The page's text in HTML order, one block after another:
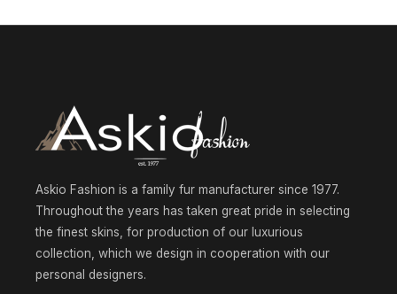
Askio Fashion is a family fur manufacturer since 1977.
Throughout the years has taken great pride in selecting
the finest skins, for production of our luxurious
collection, which we design in cooperation with our
personal designers.